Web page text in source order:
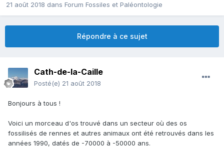
21 août 2018 dans Forum Fossiles et Paléontologie
Répondre à ce sujet
Cath-de-la-Caille
Posté(e) 21 août 2018
Bonjours à tous !
Voici un morceau d'os trouvé dans un secteur où des os
fossilisés de rennes et autres animaux ont été retrouvés dans les
années 1990, datés de -70000 à -50000 ans.